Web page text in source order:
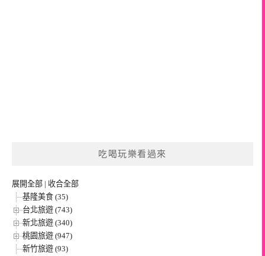
吃喝玩樂看過來
展開全部 | 收合全部
基隆美食 (35)
台北旅遊 (743)
新北旅遊 (340)
桃園旅遊 (947)
新竹旅遊 (93)